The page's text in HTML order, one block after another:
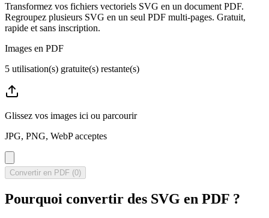
Transformez vos fichiers vectoriels SVG en un document PDF.
Regroupez plusieurs SVG en un seul PDF multi-pages. Gratuit,
rapide et sans inscription.
Images en PDF
5 utilisation(s) gratuite(s) restante(s)
Glissez vos images ici ou parcourir
JPG, PNG, WebP acceptes
Convertir en PDF (0)
Pourquoi convertir des SVG en PDF ?